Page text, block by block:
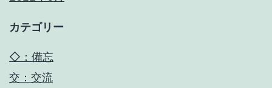
カテゴリー
◇：備忘
交：交流